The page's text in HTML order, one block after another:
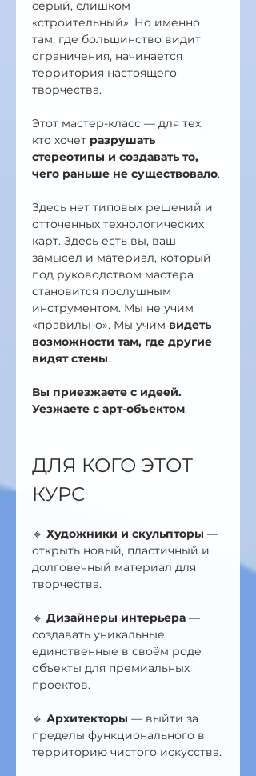
серый, слишком
«строительный». Но именно
там, где большинство видит
ограничения, начинается
территория настоящего
творчества.
Этот мастер-класс — для тех,
кто хочет разрушать
стереотипы и создавать то,
чего раньше не существовало.
Здесь нет типовых решений и
отточенных технологических
карт. Здесь есть вы, ваш
замысел и материал, который
под руководством мастера
становится послушным
инструментом. Мы не учим
«правильно». Мы учим видеть
возможности там, где другие
видят стены.
Вы приезжаете с идеей.
Уезжаете с арт-объектом.
ДЛЯ КОГО ЭТОТ
КУРС
🔹 Художники и скульпторы —
открыть новый, пластичный и
долговечный материал для
творчества.
🔹 Дизайнеры интерьера —
создавать уникальные,
единственные в своём роде
объекты для премиальных
проектов.
🔹 Архитекторы — выйти за
пределы функционального в
территорию чистого искусства.